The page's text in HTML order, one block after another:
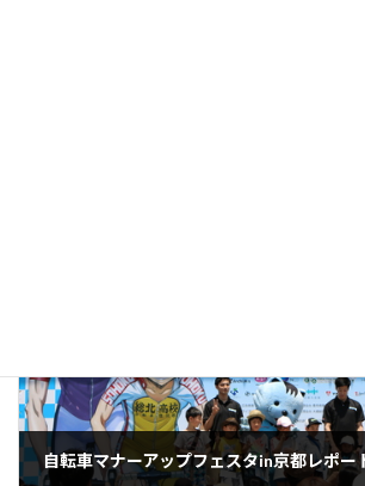
自転車マナーアップフェスタin京都レポ